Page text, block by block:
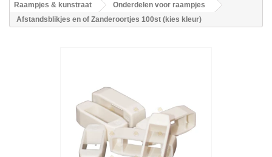
Raampjes & kunstraat
Onderdelen voor raampjes
Afstandsblikjes en of Zanderoortjes 100st (kies kleur)